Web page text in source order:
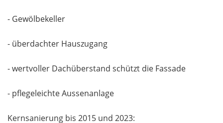
- Gewölbekeller
- überdachter Hauszugang
- wertvoller Dachüberstand schützt die Fassade
- pflegeleichte Aussenanlage
Kernsanierung bis 2015 und 2023: